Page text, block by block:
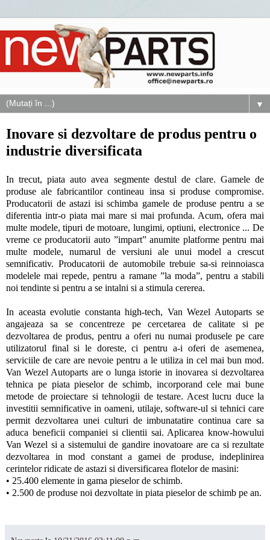
▼
Inovare si dezvoltare de produs pentru o
industrie diversificata
In trecut, piata auto avea segmente destul de clare. Gamele de
produse ale fabricantilor contineau insa si produse compromise.
Producatorii de astazi isi schimba gamele de produse pentru a se
diferentia intr-o piata mai mare si mai profunda. Acum, ofera mai
multe modele, tipuri de motoare, lungimi, optiuni, electronice ... De
vreme ce producatorii auto ”impart” anumite platforme pentru mai
multe modele, numarul de versiuni ale unui model a crescut
semnificativ. Producatorii de automobile trebuie sa-si reinnoiasca
modelele mai repede, pentru a ramane ”la moda”, pentru a stabili
noi tendinte si pentru a se intalni si a stimula cererea.
In aceasta evolutie constanta high-tech, Van Wezel Autoparts se
angajeaza sa se concentreze pe cercetarea de calitate si pe
dezvoltarea de produs, pentru a oferi nu numai produsele pe care
utilizatorul final si le doreste, ci pentru a-i oferi de asemenea,
serviciile de care are nevoie pentru a le utiliza in cel mai bun mod.
Van Wezel Autoparts are o lunga istorie in inovarea si dezvoltarea
tehnica pe piata pieselor de schimb, incorporand cele mai bune
metode de proiectare si tehnologii de testare. Acest lucru duce la
investitii semnificative in oameni, utilaje, software-ul si tehnici care
permit dezvoltarea unei culturi de imbunatatire continua care sa
aduca beneficii companiei si clientii sai. Aplicarea know-howului
Van Wezel si a sistemului de gandire inovatoare are ca si rezultate
dezvoltarea in mod constant a gamei de produse, indeplinirea
cerintelor ridicate de astazi si diversificarea flotelor de masini:
• 25.400 elemente in gama pieselor de schimb.
• 2.500 de produse noi dezvoltate in piata pieselor de schimb pe an.